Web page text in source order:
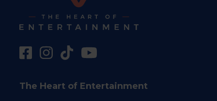
The Heart of Entertainment